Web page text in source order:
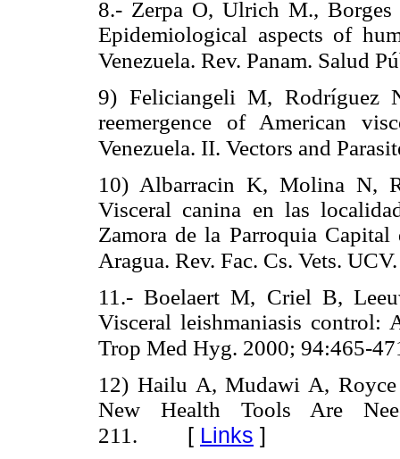
8.- Zerpa O, Ulrich M.,
Epidemiological aspects of
Venezuela. Rev. Panam. Salud
9) Feliciangeli M, Rodríguez
reemergence of American
Venezuela. II. Vectors and
10) Albarracin K, Molina N,
Visceral canina en las
Zamora de la Parroquia
Aragua. Rev. Fac. Cs. Vets.
11.- Boelaert M, Criel B,
Visceral leishmaniasis control:
Trop Med Hyg. 2000; 94:465-
12) Hailu A, Mudawi A, Royce
New Health Tools Are
211. [ Links ]